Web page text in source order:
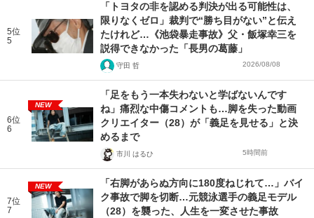
5位
5
「トヨタの非を認める判決が出る可能性は、
限りなくゼロ」裁判で“勝ち目がない”と伝え
たけれど…《池袋暴走事故》父・飯塚幸三を
説得できなかった「長男の葛藤」
守田 哲 2026/08/08
6位
6
NEW
「足をもう一本失わないと学ばないんです
ね」痛烈な中傷コメントも…脚を失った動画
クリエイター（28）が「義足を見せる」と決
めるまで
市川 はるひ 5時間前
7位
7
NEW
「右脚があらぬ方向に180度ねじれて…」バイ
ク事故で脚を切断…元競泳選手の義足モデル
（28）を襲った、人生を一変させた事故